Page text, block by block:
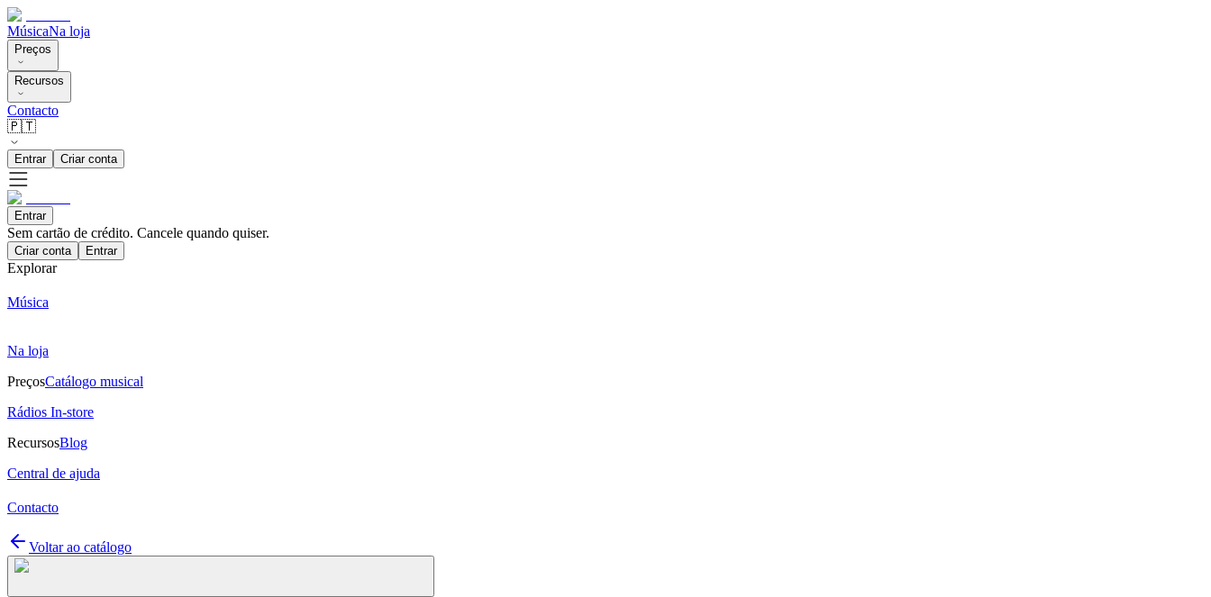
MúsicaNa loja
Preços
Recursos
Contacto
🇵🇹
Entrar Criar conta
Entrar
Sem cartão de crédito. Cancele quando quiser.
Criar conta Entrar
Explorar
Música
Na loja
PreçosCatálogo musical
Rádios In-store
RecursosBlog
Central de ajuda
Contacto
Voltar ao catálogo